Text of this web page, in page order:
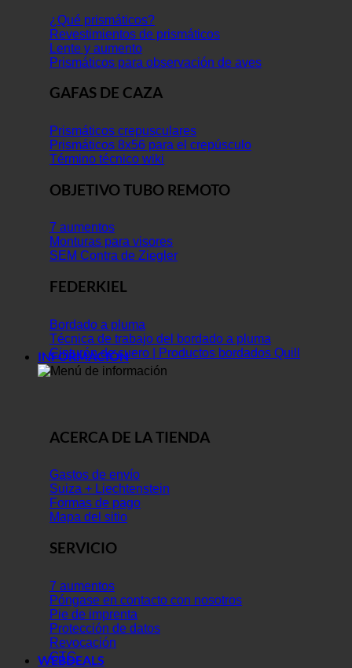
¿Qué prismáticos?
Revestimientos de prismáticos
Lente y aumento
Prismáticos para observación de aves
GAFAS DE CAZA
Prismáticos crepusculares
Prismáticos 8x56 para el crepúsculo
Término técnico wiki
OBJETIVO TUBO REMOTO
7 aumentos
Monturas para visores
SEM Contra de Ziegler
FEDERKIEL
Bordado a pluma
Técnica de trabajo del bordado a pluma
Cinturón de cuero | Productos bordados Quill
INFORMACIÓN
ACERCA DE LA TIENDA
Gastos de envío
Suiza + Liechtenstein
Formas de pago
Mapa del sitio
SERVICIO
7 aumentos
Póngase en contacto con nosotros
Pie de imprenta
Protección de datos
Revocación
GTC
WEBDEALS